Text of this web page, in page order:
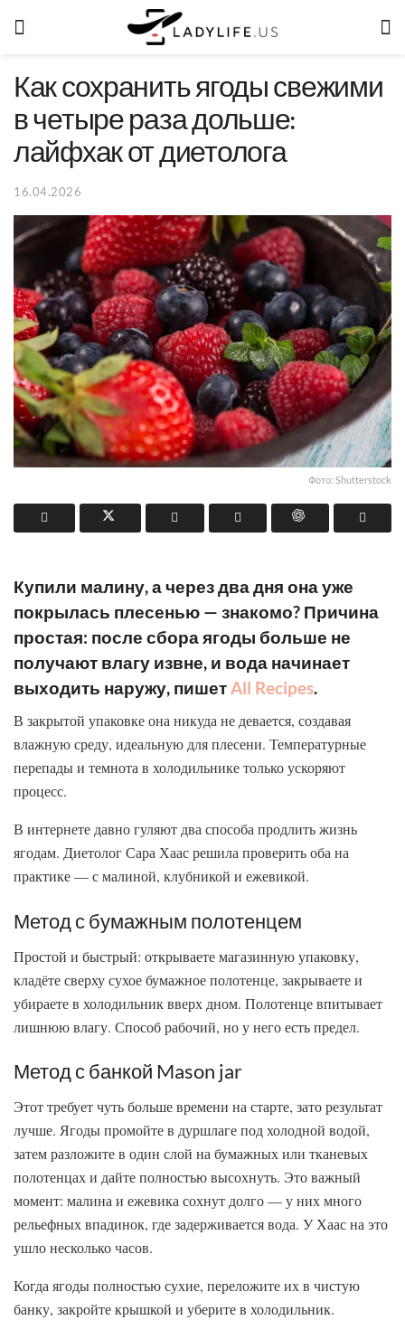
Как сохранить ягоды свежими
в четыре раза дольше:
лайфхак от диетолога
16.04.2026
Фото: Shutterstock
Купили малину, а через два дня она уже
покрылась плесенью — знакомо? Причина
простая: после сбора ягоды больше не
получают влагу извне, и вода начинает
выходить наружу, пишетAll Recipes.
В закрытой упаковке она никуда не девается, создавая
влажную среду, идеальную для плесени. Температурные
перепады и темнота в холодильнике только ускоряют
процесс.
В интернете давно гуляют два способа продлить жизнь
ягодам. Диетолог Сара Хаас решила проверить оба на
практике — с малиной, клубникой и ежевикой.
Метод с бумажным полотенцем
Простой и быстрый: открываете магазинную упаковку,
кладёте сверху сухое бумажное полотенце, закрываете и
убираете в холодильник вверх дном. Полотенце впитывает
лишнюю влагу. Способ рабочий, но у него есть предел.
Метод с банкой Mason jar
Этот требует чуть больше времени на старте, зато результат
лучше. Ягоды промойте в дуршлаге под холодной водой,
затем разложите в один слой на бумажных или тканевых
полотенцах и дайте полностью высохнуть. Это важный
момент: малина и ежевика сохнут долго — у них много
рельефных впадинок, где задерживается вода. У Хаас на это
ушло несколько часов.
Когда ягоды полностью сухие, переложите их в чистую
банку, закройте крышкой и уберите в холодильник.